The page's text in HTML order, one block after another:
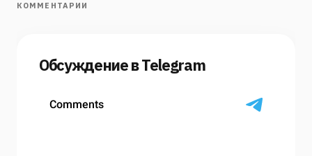
КОММЕНТАРИИ
Обсуждение в Telegram